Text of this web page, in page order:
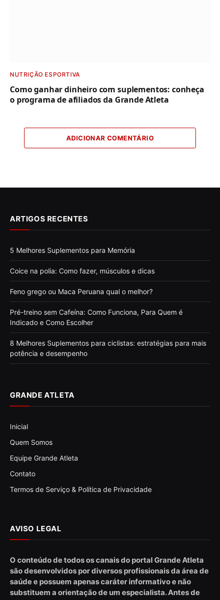
NUTRIÇÃO ESPORTIVA
Como ganhar dinheiro com suplementos: conheça
o programa de afiliados da Grande Atleta
ADICIONAR COMENTÁRIO
ARTIGOS RECENTES
5 Melhores Suplementos para Memória
Coice na polia: Como fazer, músculos e dicas
Feno grego ou Maca Peruana qual o melhor?
Pré-treino sem Cafeína: Como Funciona, Para Quem é
Indicado e Como Escolher
8 Melhores Suplementos para ciclistas: estratégias para mais
potência e desempenho
GRANDE ATLETA
Inicial
Quem Somos
Equipe Grande Atleta
Contato
Termos de Serviço & Política de Privacidade
AVISO LEGAL
O conteúdo de todos os canais do portal Grande Atleta
são desenvolvidos por diversos profissionais da área de
saúde e possuem apenas caráter informativo e não
substituem a orientação de um especialista. Antes de